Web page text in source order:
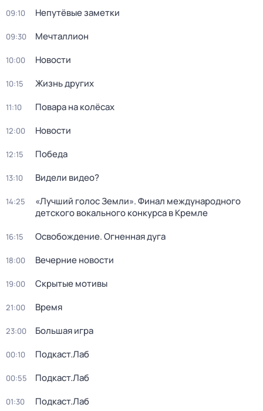
09:10 Непутёвые заметки
09:30 Мечталлион
10:00 Новости
10:15 Жизнь других
11:10 Повара на колёсах
12:00 Новости
12:15 Победа
13:10 Видели видео?
14:25
«Лучший голос Земли». Финал международного
детского вокального конкурса в Кремле
16:15 Освобождение. Огненная дуга
18:00 Вечерние новости
19:00 Скрытые мотивы
21:00 Время
23:00 Большая игра
00:10 Подкаст.Лаб
00:55 Подкаст.Лаб
01:30 Подкаст.Лаб